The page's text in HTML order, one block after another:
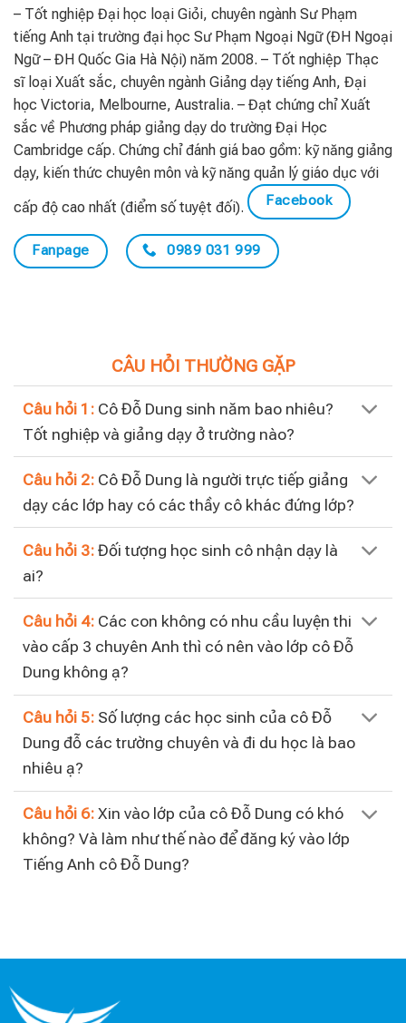
– Tốt nghiệp Đại học loại Giỏi, chuyên ngành Sư Phạm
tiếng Anh tại trường đại học Sư Phạm Ngoại Ngữ (ĐH Ngoại
Ngữ – ĐH Quốc Gia Hà Nội) năm 2008. – Tốt nghiệp Thạc
sĩ loại Xuất sắc, chuyên ngành Giảng dạy tiếng Anh, Đại
học Victoria, Melbourne, Australia. – Đạt chứng chỉ Xuất
sắc về Phương pháp giảng dạy do trường Đại Học
Cambridge cấp. Chứng chỉ đánh giá bao gồm: kỹ năng giảng
dạy, kiến thức chuyên môn và kỹ năng quản lý giáo dục với
cấp độ cao nhất (điểm số tuyệt đối). Facebook
Fanpage 0989 031 999
CÂU HỎI THƯỜNG GẶP
Câu hỏi 1: Cô Đỗ Dung sinh năm bao nhiêu?
Tốt nghiệp và giảng dạy ở trường nào?
Câu hỏi 2: Cô Đỗ Dung là người trực tiếp giảng
dạy các lớp hay có các thầy cô khác đứng lớp?
Câu hỏi 3: Đối tượng học sinh cô nhận dạy là
ai?
Câu hỏi 4: Các con không có nhu cầu luyện thi
vào cấp 3 chuyên Anh thì có nên vào lớp cô Đỗ
Dung không ạ?
Câu hỏi 5: Số lượng các học sinh của cô Đỗ
Dung đỗ các trường chuyên và đi du học là bao
nhiêu ạ?
Câu hỏi 6: Xin vào lớp của cô Đỗ Dung có khó
không? Và làm như thế nào để đăng ký vào lớp
Tiếng Anh cô Đỗ Dung?